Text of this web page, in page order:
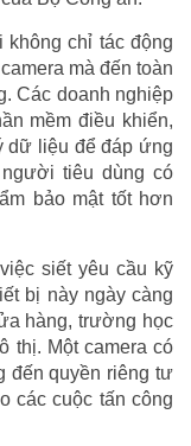
không chỉ tác động
mà đến toàn
Các doanh nghiệp
mềm điều khiển,
dữ liệu để đáp ứng
tiêu dùng có
bảo mật tốt hơn
siết yêu cầu kỹ
bị này ngày càng
hàng, trường học
thị. Một camera có
đến quyền riêng tư
các cuộc tấn công